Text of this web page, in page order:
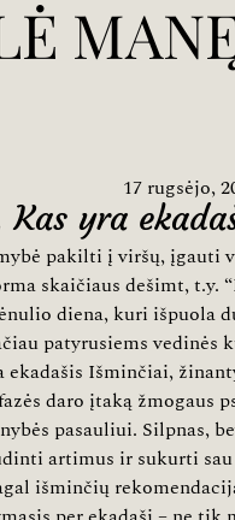
17 rugsėjo,
Kas yra
pakilti į viršų, įgauti
skaičiaus dešimt,
diena, kuri išpuola
patyrusiems
ekadašis Išminčiai,
daro įtaką
pasauliui. Silpnas,
artimus ir sukurti
išminčių